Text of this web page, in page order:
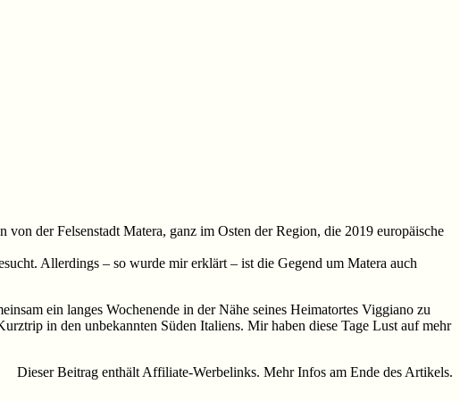
der Felsenstadt Matera, ganz im Osten der Region, die 2019 europäische
Allerdings – so wurde mir erklärt – ist die Gegend um Matera auch
ein langes Wochenende in der Nähe seines Heimatortes Viggiano zu
in den unbekannten Süden Italiens. Mir haben diese Tage Lust auf mehr
Dieser Beitrag enthält Affiliate-Werbelinks. Mehr Infos am Ende des Artikels.